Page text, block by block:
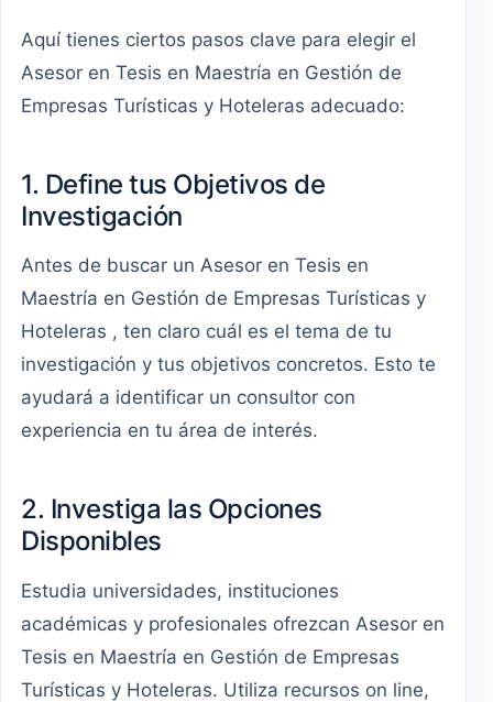
Aquí tienes ciertos pasos clave para elegir el
Asesor en Tesis en Maestría en Gestión de
Empresas Turísticas y Hoteleras adecuado:
1. Define tus Objetivos de
Investigación
Antes de buscar un Asesor en Tesis en
Maestría en Gestión de Empresas Turísticas y
Hoteleras , ten claro cuál es el tema de tu
investigación y tus objetivos concretos. Esto te
ayudará a identificar un consultor con
experiencia en tu área de interés.
2. Investiga las Opciones
Disponibles
Estudia universidades, instituciones
académicas y profesionales ofrezcan Asesor en
Tesis en Maestría en Gestión de Empresas
Turísticas y Hoteleras. Utiliza recursos on line,